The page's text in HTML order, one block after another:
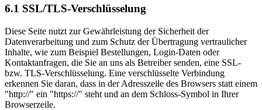
6.1 SSL/TLS-Verschlüsselung
Diese Seite nutzt zur Gewährleistung der Sicherheit der
Datenverarbeitung und zum Schutz der Übertragung vertraulicher
Inhalte, wie zum Beispiel Bestellungen, Login-Daten oder
Kontaktanfragen, die Sie an uns als Betreiber senden, eine SSL-
bzw. TLS-Verschlüsselung. Eine verschlüsselte Verbindung
erkennen Sie daran, dass in der Adresszeile des Browsers statt einem
"http://" ein "https://" steht und an dem Schloss-Symbol in Ihrer
Browserzeile.